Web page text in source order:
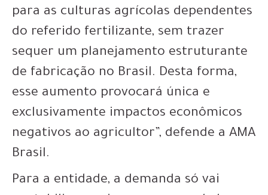
para as culturas agrícolas dependentes
do referido fertilizante, sem trazer
sequer um planejamento estruturante
de fabricação no Brasil. Desta forma,
esse aumento provocará única e
exclusivamente impactos econômicos
negativos ao agricultor”, defende a AMA
Brasil.
Para a entidade, a demanda só vai